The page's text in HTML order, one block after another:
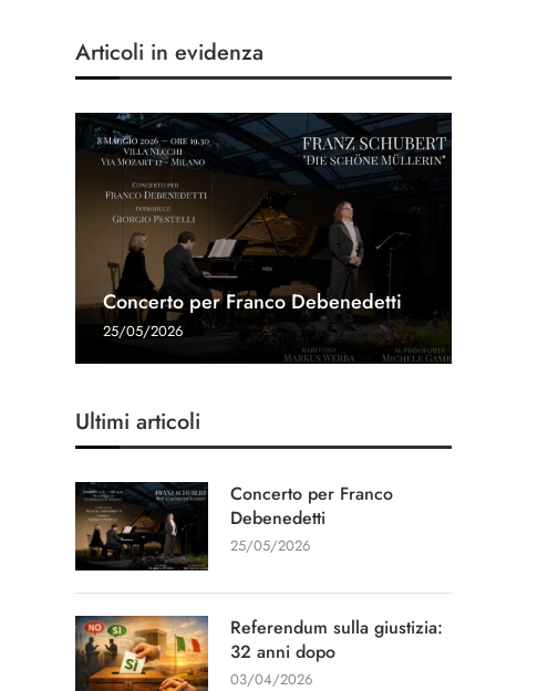
Articoli in evidenza
Concerto per Franco Debenedetti
25/05/2026
Ultimi articoli
Concerto per Franco
Debenedetti
25/05/2026
Referendum sulla giustizia:
32 anni dopo
03/04/2026